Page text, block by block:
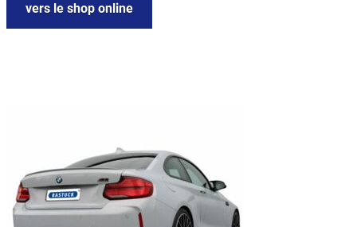
vers le shop online